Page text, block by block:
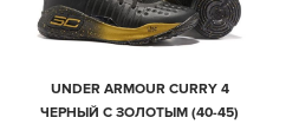
UNDER ARMOUR CURRY 4
ЧЕРНЫЙ С ЗОЛОТЫМ (40-45)